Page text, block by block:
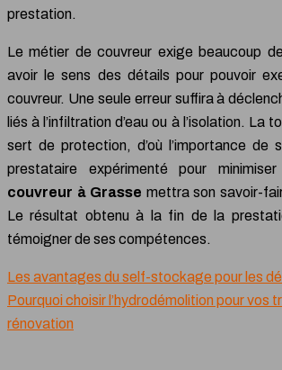
prestation.
Le métier de couvreur exige beaucoup
avoir le sens des détails pour pouvoir
couvreur. Une seule erreur suffira à
liés à l’infiltration d’eau ou à l’isolation. La
sert de protection, d’où l’importance de
prestataire expérimenté pour
couvreur à Grasse mettra son savoir-
Le résultat obtenu à la fin de la
témoigner de ses compétences.
Les avantages du self-stockage pour les
Pourquoi choisir l’hydrodémolition pour vos
rénovation